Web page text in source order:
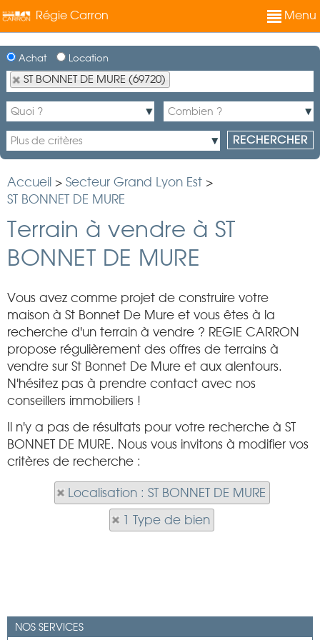
Régie Carron Menu
Achat Location
ST BONNET DE MURE (69720)
Accueil > Secteur Grand Lyon Est >
ST BONNET DE MURE
Terrain à vendre à ST
BONNET DE MURE
Vous avez comme projet de construire votre
maison à St Bonnet De Mure et vous êtes à la
recherche d'un terrain à vendre ? REGIE CARRON
propose régulièrement des offres de terrains à
vendre sur St Bonnet De Mure et aux alentours.
N'hésitez pas à prendre contact avec nos
conseillers immobiliers !
Il n'y a pas de résultats pour votre recherche à ST
BONNET DE MURE. Nous vous invitons à modifier vos
critères de recherche :
Localisation : ST BONNET DE MURE
1 Type de bien
NOS SERVICES